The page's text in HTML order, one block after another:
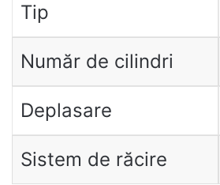
Tip
Număr de cilindri
Deplasare
Sistem de răcire